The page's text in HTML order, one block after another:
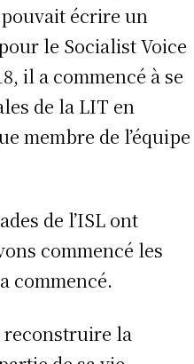
écrire un
le Socialist Voice
il a commencé à se
de la LIT en
membre de l’équipe
de l’ISL ont
commencé les
commencé.
la